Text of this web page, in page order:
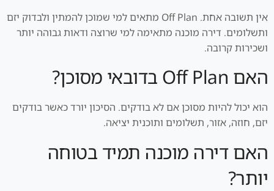
אין תשובה אחת. Off Plan מתאים למי שמוכן להמתין ולבדוק יזם
ותשלומים. דירה מוכנה מתאימה למי שרוצה ודאות גבוהה יותר
ושכירות קרובה.
האם Off Plan בדובאי מסוכן?
הוא יכול להיות מסוכן אם לא בודקים. הסיכון יורד כאשר בודקים
יזם, חוזה, אזור, תשלומים ותוכנית יציאה.
האם דירה מוכנה תמיד בטוחה
יותר?